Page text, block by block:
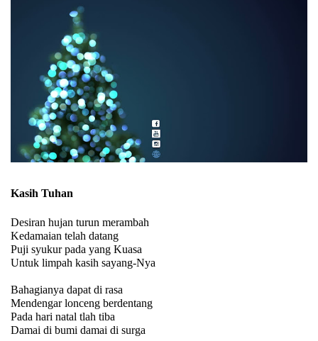
Kasih Tuhan
Desiran hujan turun merambah
Kedamaian telah datang
Puji syukur pada yang Kuasa
Untuk limpah kasih sayang-Nya
Bahagianya dapat di rasa
Mendengar lonceng berdentang
Pada hari natal tlah tiba
Damai di bumi damai di surga